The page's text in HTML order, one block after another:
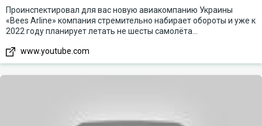
Проинспектировал для вас новую авиакомпанию Украины
«Bees Arline» компания стремительно набирает обороты и уже к
2022 году планирует летать не шесты самолёта...
www.youtube.com